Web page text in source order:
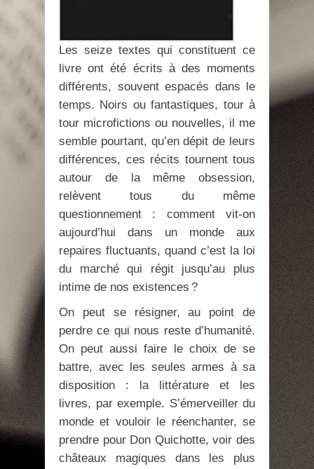
Les seize textes qui constituent ce
livre ont été écrits à des moments
différents, souvent espacés dans le
temps. Noirs ou fantastiques, tour à
tour microfictions ou nouvelles, il me
semble pourtant, qu’en dépit de leurs
différences, ces récits tournent tous
autour de la même obsession,
relèvent tous du même
questionnement : comment vit-on
aujourd’hui dans un monde aux
repaires fluctuants, quand c’est la loi
du marché qui régit jusqu’au plus
intime de nos existences ?
On peut se résigner, au point de
perdre ce qui nous reste d’humanité.
On peut aussi faire le choix de se
battre, avec les seules armes à sa
disposition : la littérature et les
livres, par exemple. S’émerveiller du
monde et vouloir le réenchanter, se
prendre pour Don Quichotte, voir des
châteaux magiques dans les plus